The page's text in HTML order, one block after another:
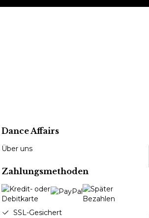
Dance Affairs
Über uns
Zahlungsmethoden
SSL-Gesichert